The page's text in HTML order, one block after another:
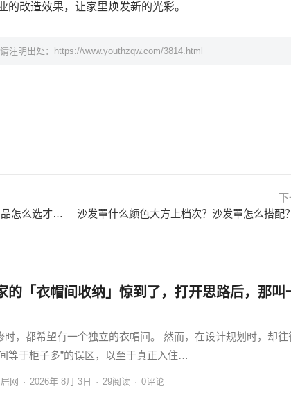
改造效果，让家里焕发新的光彩。
注明出处： https://www.youthzqw.com/3814.html
床上用品一般是A类还是B类？床上用品怎么选才是正确的？ 床上用品一般是几件套
的「衣帽间收纳」惊到了，打开思路后，那叫
时，都希望有一个独立的衣帽间。 然而，在设计规划时，却往
等于柜子多”的误区，以至于真正入住…
网 · 2026年 8月 3日 · 29阅读 · 0评论